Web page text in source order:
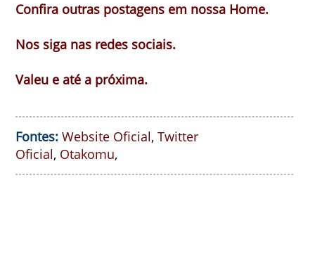
Confira outras postagens em nossa Home.
Nos siga nas redes sociais.
Valeu e até a próxima.
Fontes: Website Oficial, Twitter
Oficial, Otakomu,